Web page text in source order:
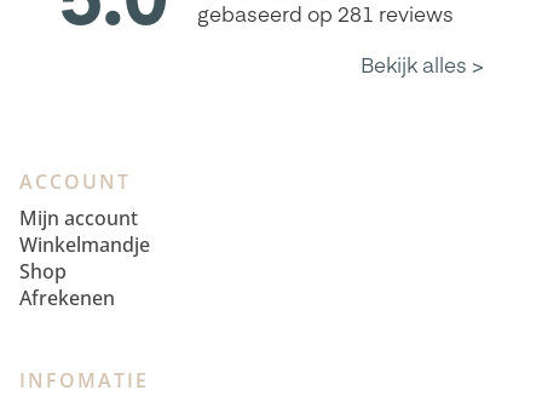
ACCOUNT
Mijn account
Winkelmandje
Shop
Afrekenen
INFOMATIE